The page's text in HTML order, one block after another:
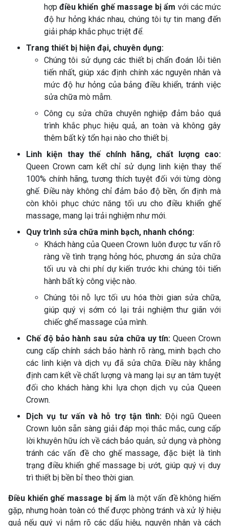
hợpđiều khiển ghế massage bị ẩm với các mức
độ hư hỏng khác nhau, chúng tôi tự tin mang đến
giải pháp khắc phục triệt để.
Trang thiết bị hiện đại, chuyên dụng:
Chúng tôi sử dụng các thiết bị chẩn đoán lỗi tiên
tiến nhất, giúp xác định chính xác nguyên nhân và
mức độ hư hỏng của bảng điều khiển, tránh việc
sửa chữa mò mẫm.
Công cụ sửa chữa chuyên nghiệp đảm bảo quá
trình khắc phục hiệu quả, an toàn và không gây
thêm bất kỳ tổn hại nào cho thiết bị.
Linh kiện thay thế chính hãng, chất lượng cao:
Queen Crown cam kết chỉ sử dụng linh kiện thay thế
100% chính hãng, tương thích tuyệt đối với từng dòng
ghế. Điều này không chỉ đảm bảo độ bền, ổn định mà
còn khôi phục chức năng tối ưu cho điều khiển ghế
massage, mang lại trải nghiệm như mới.
Quy trình sửa chữa minh bạch, nhanh chóng:
Khách hàng của Queen Crown luôn được tư vấn rõ
ràng về tình trạng hỏng hóc, phương án sửa chữa
tối ưu và chi phí dự kiến trước khi chúng tôi tiến
hành bất kỳ công việc nào.
Chúng tôi nỗ lực tối ưu hóa thời gian sửa chữa,
giúp quý vị sớm có lại trải nghiệm thư giãn với
chiếc ghế massage của mình.
Chế độ bảo hành sau sửa chữa uy tín: Queen Crown
cung cấp chính sách bảo hành rõ ràng, minh bạch cho
các linh kiện và dịch vụ đã sửa chữa. Điều này khẳng
định cam kết về chất lượng và mang lại sự an tâm tuyệt
đối cho khách hàng khi lựa chọn dịch vụ của Queen
Crown.
Dịch vụ tư vấn và hỗ trợ tận tình:Đội ngũ Queen
Crown luôn sẵn sàng giải đáp mọi thắc mắc, cung cấp
lời khuyên hữu ích về cách bảo quản, sử dụng và phòng
tránh các vấn đề cho ghế massage, đặc biệt là tình
trạng điều khiển ghế massage bị ướt, giúp quý vị duy
trì thiết bị bền bỉ theo thời gian.
Điều khiển ghế massage bị ẩm là một vấn đề không hiếm
gặp, nhưng hoàn toàn có thể được phòng tránh và xử lý hiệu
quả nếu quý vị nắm rõ các dấu hiệu, nguyên nhân và cách